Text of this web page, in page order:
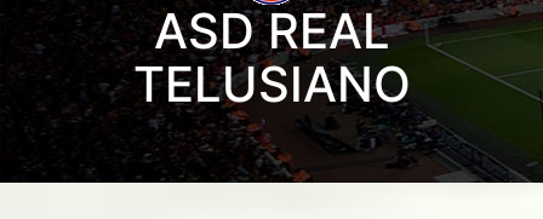
ASD REAL
TELUSIANO